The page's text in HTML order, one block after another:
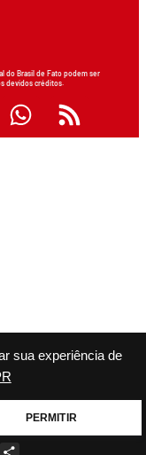
sua experiência de
PERMITIR
do Brasil de Fato podem ser
devidos créditos.